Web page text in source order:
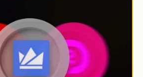
خرید وزیر اکس: مقایسه
کوین, اتریوم و تتر
نتیجه گیری